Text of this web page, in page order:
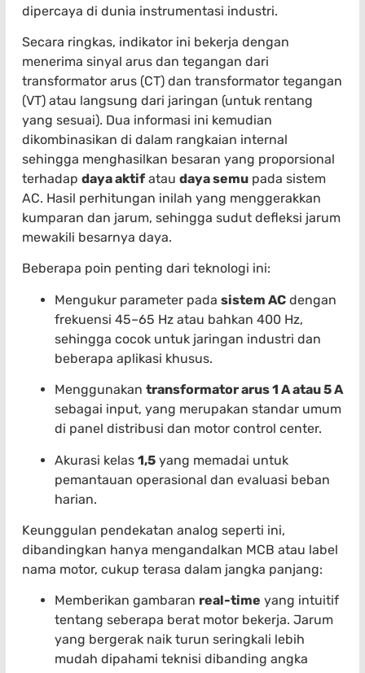
dipercaya di dunia instrumentasi industri.
Secara ringkas, indikator ini bekerja dengan
menerima sinyal arus dan tegangan dari
transformator arus (CT) dan transformator tegangan
(VT) atau langsung dari jaringan (untuk rentang
yang sesuai). Dua informasi ini kemudian
dikombinasikan di dalam rangkaian internal
sehingga menghasilkan besaran yang proporsional
terhadap daya aktif atau daya semu pada sistem
AC. Hasil perhitungan inilah yang menggerakkan
kumparan dan jarum, sehingga sudut defleksi jarum
mewakili besarnya daya.
Beberapa poin penting dari teknologi ini:
Mengukur parameter pada sistem AC dengan
frekuensi 45–65 Hz atau bahkan 400 Hz,
sehingga cocok untuk jaringan industri dan
beberapa aplikasi khusus.
Menggunakan transformator arus 1 A atau 5 A
sebagai input, yang merupakan standar umum
di panel distribusi dan motor control center.
Akurasi kelas 1,5 yang memadai untuk
pemantauan operasional dan evaluasi beban
harian.
Keunggulan pendekatan analog seperti ini,
dibandingkan hanya mengandalkan MCB atau label
nama motor, cukup terasa dalam jangka panjang:
Memberikan gambaran real-time yang intuitif
tentang seberapa berat motor bekerja. Jarum
yang bergerak naik turun seringkali lebih
mudah dipahami teknisi dibanding angka